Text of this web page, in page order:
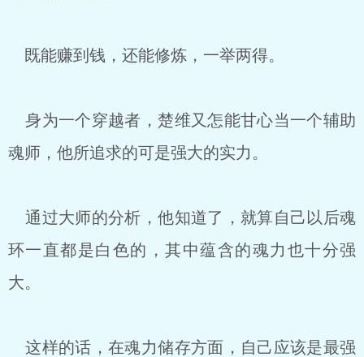
既能赚到钱，还能修炼，一举两得。
身为一个穿越者，楚维又怎能甘心当一个辅助
魂师，他所追求的可是强大的实力。
通过大师的分析，他知道了，就算自己以后魂
环一直都是白色的，其中蕴含的魂力也十分强
大。
这样的话，在魂力储存方面，自己应该是最强